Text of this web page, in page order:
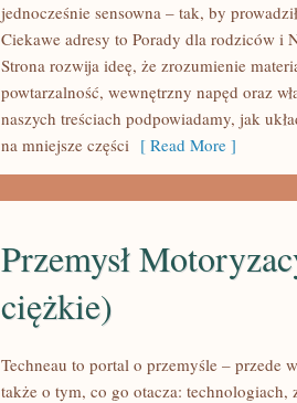
jednocześnie sensowna – tak, by
Ciekawe adresy to Porady dla rodziców i
Strona rozwija ideę, że zrozumienie
powtarzalność, wewnętrzny napęd oraz
naszych treściach podpowiadamy, jak
na mniejsze części [ Read More ]
Przemysł
ciężkie)
Techneau to portal o przemyśle – przede
także o tym, co go otacza: technologiach,